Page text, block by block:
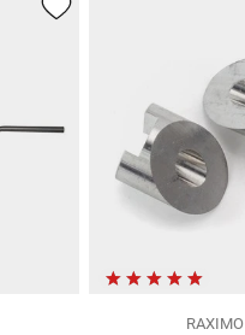
RAXIMO